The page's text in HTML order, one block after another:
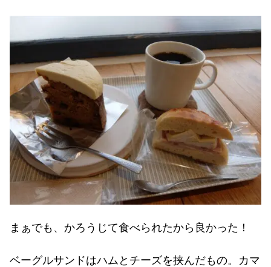
まぁでも、かろうじて食べられたから良かった！
ベーグルサンドはハムとチーズを挟んだもの。カマ